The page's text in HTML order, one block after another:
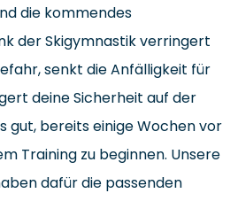
die kommendes
der Skigymnastik verringert
senkt die Anfälligkeit für
deine Sicherheit auf der
gut, bereits einige Wochen vor
Training zu beginnen. Unsere
dafür die passenden